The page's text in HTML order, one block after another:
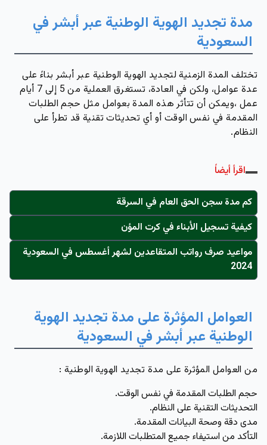
مدة تجديد الهوية الوطنية عبر أبشر في
السعودية
تختلف المدة الزمنية لتجديد الهوية الوطنية عبر أبشر بناءً على
عدة عوامل، ولكن في العادة، تستغرق العملية من
5 إلى 7 أيام
عمل ،ويمكن أن تتأثر هذه المدة بعوامل مثل حجم الطلبات
المقدمة في نفس الوقت أو أي تحديثات تقنية قد تطرأ على
النظام.
اقرأ أيضاً
كم مدة سجن الحق العام في السرقة
كيفية تسجيل الأبناء في كرت المؤن
مواعيد صرف رواتب المتقاعدين لشهر أغسطس في السعودية
2024
العوامل المؤثرة على مدة تجديد الهوية
الوطنية عبر أبشر في السعودية
من العوامل المؤثرة على مدة تجديد الهوية الوطنية :
حجم الطلبات المقدمة في نفس الوقت.
التحديثات التقنية على النظام.
مدى دقة وصحة البيانات المقدمة.
التأكد من استيفاء جميع المتطلبات اللازمة.